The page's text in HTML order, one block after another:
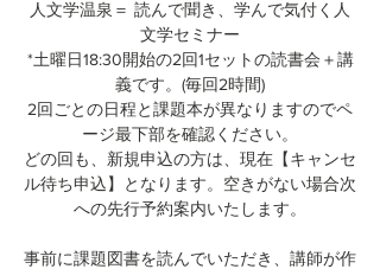
人文学温泉＝ 読んで聞き、学んで気付く人
文学セミナー
*土曜日18:30開始の2回1セットの読書会＋講
義です。(毎回2時間)
2回ごとの日程と課題本が異なりますのでペ
ージ最下部を確認ください。
どの回も、新規申込の方は、現在【キャンセ
ル待ち申込】となります。空きがない場合次
への先行予約案内いたします。
事前に課題図書を読んでいただき、講師が作